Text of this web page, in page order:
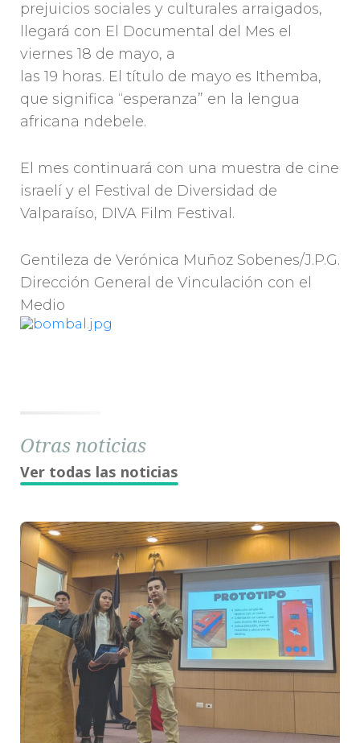
prejuicios sociales y culturales arraigados,
llegará con El Documental del Mes el
viernes 18 de mayo, a
las 19 horas. El título de mayo es Ithemba,
que significa “esperanza” en la lengua
africana ndebele.
El mes continuará con una muestra de cine
israelí y el Festival de Diversidad de
Valparaíso, DIVA Film Festival.
Gentileza de Verónica Muñoz Sobenes/J.P.G.
Dirección General de Vinculación con el
Medio
Otras noticias
Ver todas las noticias